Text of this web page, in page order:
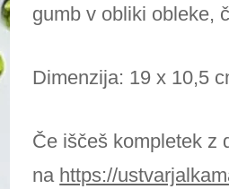
gumb v obliki obleke,
Dimenzija: 19 x 10,5
Če iščeš kompletek z
na https://